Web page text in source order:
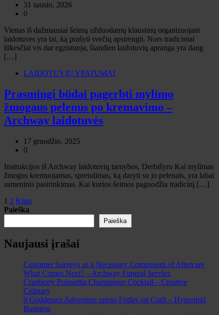
31 sausio, 2026
0
Vienas iš dažniausiai šeimų užduodamų klausimų organizuojant
laidotuves yra tai, ką prašyti svečių apsirengti. Nors tradiciniai
lūkesčiai vis dar egzistuoja, šiandien laidotuvių apranga yra daug
[…]
LAIDOTUVIŲ YPATUMAI
Prasmingi būdai pagerbti mylimo
žmogaus pelenus po kremavimo –
Archway laidotuvės
17 gruodžio, 2025
0
Instrukcijos iš Archway laidotuvių tarnybos, Derbišyro Kai mylimas
žmogus kremuojamas, sprendimas, ką daryti su jo pelenais, yra labai
asmeninis pasirinkimas. Kai kurios šeimos paguodžia tradicinį […]
Įrašų
puslapiavimas
1 2 Kitas
Paieška
Paieška
Naujausi įrašai
Customer Surveys as a Necessary Component of Aftercare
What Comes Next? – Archway Funeral Service
Cranberry Poinsettia Champagne Cocktail – Creative
Culinary
9 Goddesses Adventure opens Friday on Craft – Hypergrid
Business